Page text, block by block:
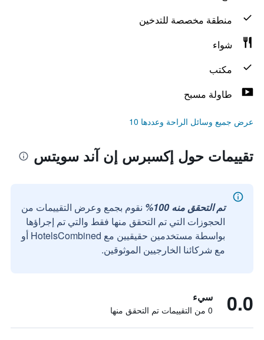
منطقة مخصصة للتدخين
شواء
مكتب
طاولة مسبح
عرض جميع وسائل الراحة وعددها 10
تقييمات حول إكسبرس إن آند سويتس
تم التحقق منه 100%
نقوم بجمع وعرض التقييمات من
الحجوزات التي تم التحقق منها فقط والتي تم إجراؤها
بواسطة مستخدمين حقيقيين مع HotelsCombined أو
مع شركائنا الخارجيين الموثوقين.
0.0 سيء
0 من التقييمات تم التحقق منها